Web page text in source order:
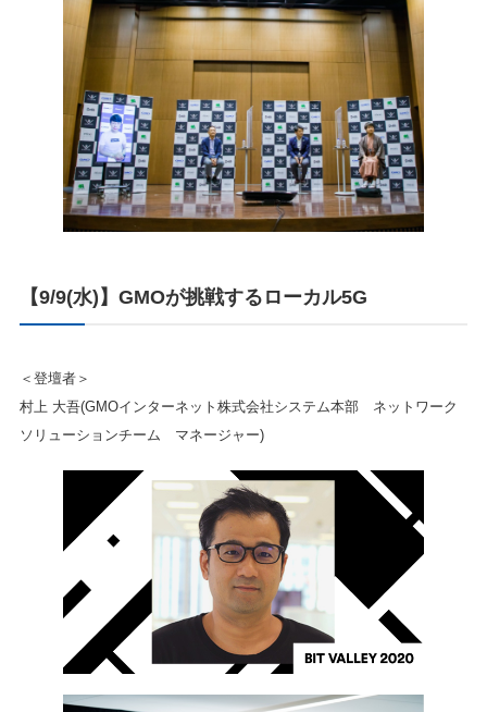
【9/9(水)】GMOが挑戦するローカル5G
＜登壇者＞
村上 大吾(GMOインターネット株式会社システム本部 ネットワーク
ソリューションチーム マネージャー)